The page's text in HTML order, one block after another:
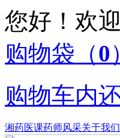
您好！欢
购物袋 （0
购物车内
湘药医课药师风采关于我们